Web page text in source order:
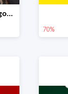
Wyprzedaż! Wszystkie kategorie do -70%
70%